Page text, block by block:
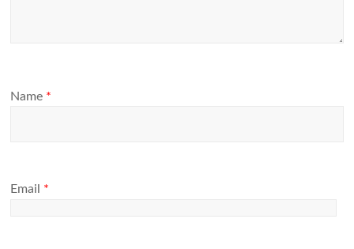
Name *
Email *